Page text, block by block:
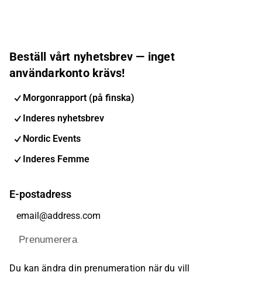
Beställ vårt nyhetsbrev — inget
användarkonto krävs!
Morgonrapport (på finska)
Inderes nyhetsbrev
Nordic Events
Inderes Femme
E-postadress
Prenumerera
Du kan ändra din prenumeration när du vill